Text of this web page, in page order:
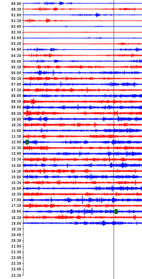
00:00
00:30
01:00
01:30
02:00
02:30
03:00
03:30
04:00
04:30
05:00
05:30
06:00
06:30
07:00
07:30
08:00
08:30
09:00
09:30
10:00
10:30
11:00
11:30
12:00
12:30
13:00
13:30
14:00
14:30
15:00
15:30
16:00
16:30
17:00
17:30
18:00
18:30
19:00
19:30
20:00
20:30
21:00
21:30
22:00
22:30
23:00
23:30